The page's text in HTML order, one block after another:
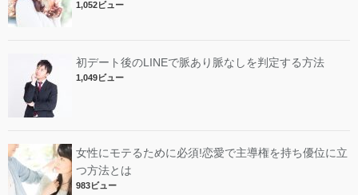
1,052ビュー
初デート後のLINEで脈あり脈なしを判定する方法
1,049ビュー
女性にモテるために必須!恋愛で主導権を持ち優位に立
つ方法とは
983ビュー